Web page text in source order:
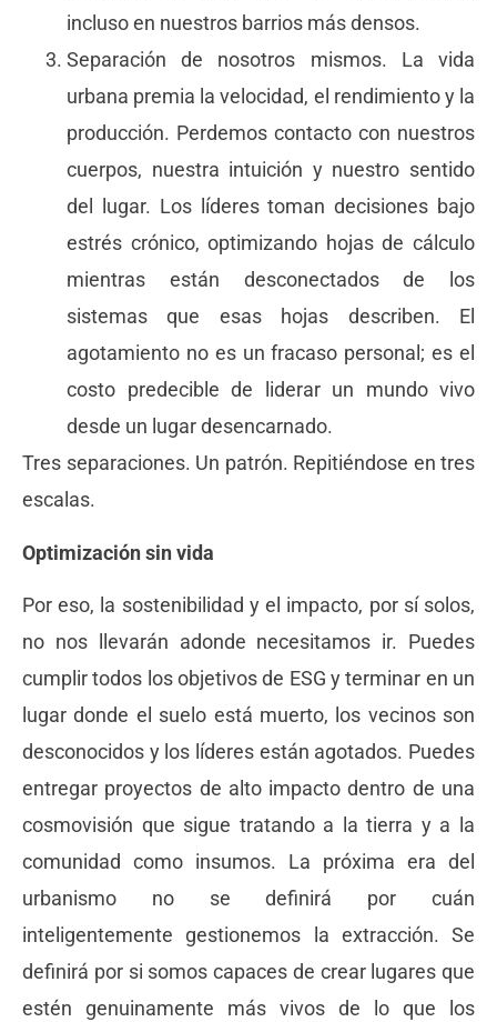
incluso en nuestros barrios más densos.
Separación de nosotros mismos. La vida
urbana premia la velocidad, el rendimiento y la
producción. Perdemos contacto con nuestros
cuerpos, nuestra intuición y nuestro sentido
del lugar. Los líderes toman decisiones bajo
estrés crónico, optimizando hojas de cálculo
mientras están desconectados de los
sistemas que esas hojas describen. El
agotamiento no es un fracaso personal; es el
costo predecible de liderar un mundo vivo
desde un lugar desencarnado.
Tres separaciones. Un patrón. Repitiéndose en tres
escalas.
Optimización sin vida
Por eso, la sostenibilidad y el impacto, por sí solos,
no nos llevarán adonde necesitamos ir. Puedes
cumplir todos los objetivos de ESG y terminar en un
lugar donde el suelo está muerto, los vecinos son
desconocidos y los líderes están agotados. Puedes
entregar proyectos de alto impacto dentro de una
cosmovisión que sigue tratando a la tierra y a la
comunidad como insumos. La próxima era del
urbanismo no se definirá por cuán
inteligentemente gestionemos la extracción. Se
definirá por si somos capaces de crear lugares que
estén genuinamente más vivos de lo que los